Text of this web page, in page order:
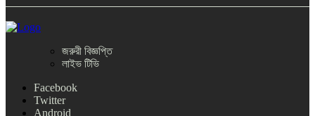
জরুরী বিজ্ঞপ্তি
লাইভ টিভি
Facebook
Twitter
Android